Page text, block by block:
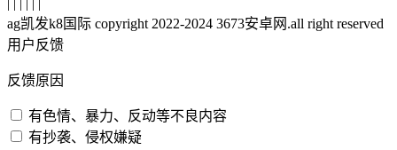
ag凯发k8国际 copyright 2022-2024 3673安卓网.all right reserved
用户反馈
反馈原因
有色情、暴力、反动等不良内容
有抄袭、侵权嫌疑